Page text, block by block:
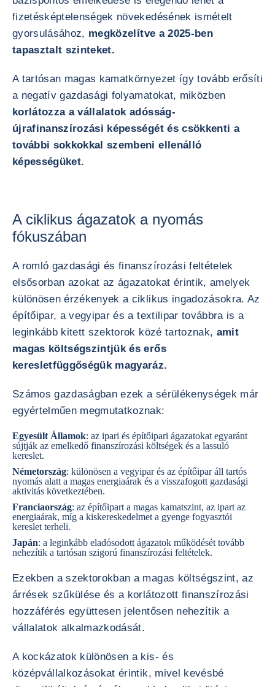
fizetésképtelenségek növekedésének ismételt
gyorsulásához, megközelítve a 2025-ben
tapasztalt szinteket.
A tartósan magas kamatkörnyezet így tovább erősíti
a negatív gazdasági folyamatokat, miközben
korlátozza a vállalatok adósság-
újrafinanszírozási képességét és csökkenti a
további sokkokkal szembeni ellenálló
képességüket.
A ciklikus ágazatok a nyomás
fókuszában
A romló gazdasági és finanszírozási feltételek
elsősorban azokat az ágazatokat érintik, amelyek
különösen érzékenyek a ciklikus ingadozásokra. Az
építőipar, a vegyipar és a textilipar továbbra is a
leginkább kitett szektorok közé tartoznak, amit
magas költségszintjük és erős
keresletfüggőségük magyaráz.
Számos gazdaságban ezek a sérülékenységek már
egyértelműen megmutatkoznak:
Egyesült Államok: az ipari és építőipari ágazatokat egyaránt
sújtják az emelkedő finanszírozási költségek és a lassuló
kereslet.
Németország: különösen a vegyipar és az építőipar áll tartós
nyomás alatt a magas energiaárak és a visszafogott gazdasági
aktivitás következtében.
Franciaország: az építőipart a magas kamatszint, az ipart az
energiaárak, míg a kiskereskedelmet a gyenge fogyasztói
kereslet terheli.
Japán: a leginkább eladósodott ágazatok működését tovább
nehezítik a tartósan szigorú finanszírozási feltételek.
Ezekben a szektorokban a magas költségszint, az
árrések szűkülése és a korlátozott finanszírozási
hozzáférés együttesen jelentősen nehezítik a
vállalatok alkalmazkodását.
A kockázatok különösen a kis- és
középvállalkozásokat érintik, mivel kevésbé